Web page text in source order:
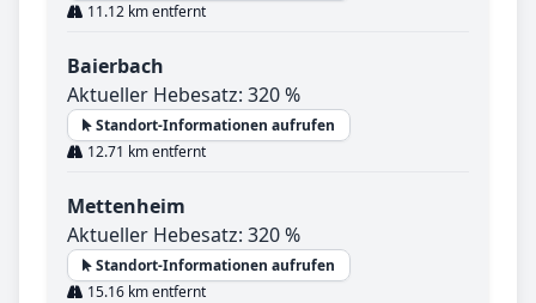
11.12 km entfernt
Baierbach
Aktueller Hebesatz: 320 %
Standort-Informationen aufrufen
12.71 km entfernt
Mettenheim
Aktueller Hebesatz: 320 %
Standort-Informationen aufrufen
15.16 km entfernt